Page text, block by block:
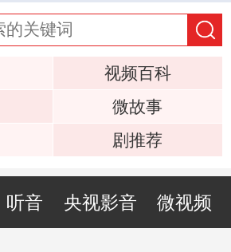
视频百科
微故事
剧推荐
听音 央视影音 微视频